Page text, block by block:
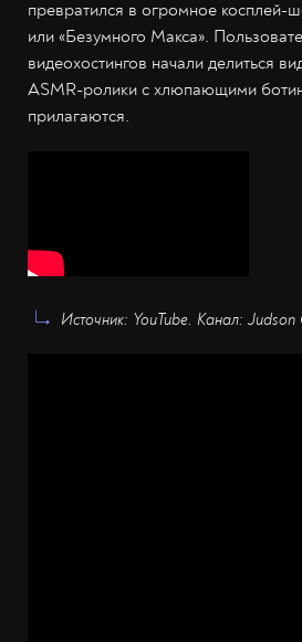
превратился в огромное косплей-
или «Безумного Макса».
видеохостингов начали делиться
ASMR-ролики с хлюпающими
прилагаются.
Источник: YouTube. Канал: Judson